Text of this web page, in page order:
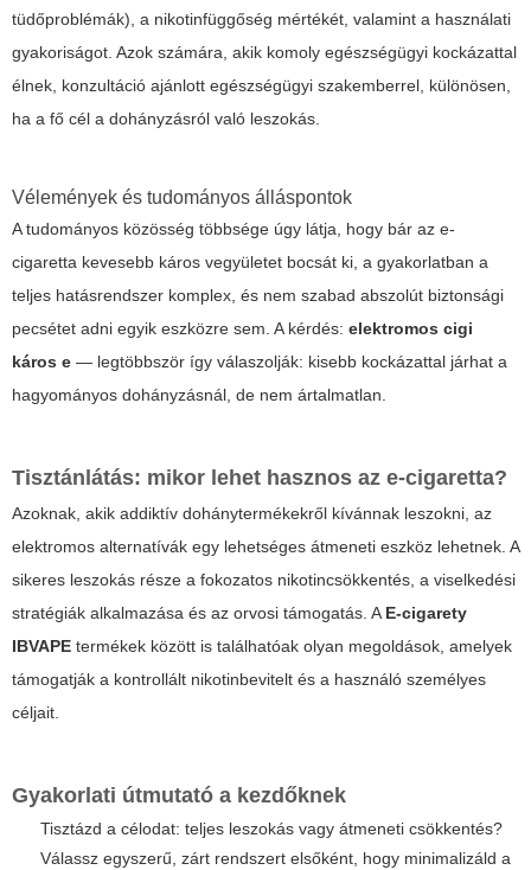
tüdőproblémák), a nikotinfüggőség mértékét, valamint a használati
gyakoriságot. Azok számára, akik komoly egészségügyi kockázattal
élnek, konzultáció ajánlott egészségügyi szakemberrel, különösen,
ha a fő cél a dohányzásról való leszokás.
Vélemények és tudományos álláspontok
A tudományos közösség többsége úgy látja, hogy bár az e-
cigaretta kevesebb káros vegyületet bocsát ki, a gyakorlatban a
teljes hatásrendszer komplex, és nem szabad abszolút biztonsági
pecsétet adni egyik eszközre sem. A kérdés: elektromos cigi
káros e — legtöbbször így válaszolják: kisebb kockázattal járhat a
hagyományos dohányzásnál, de nem ártalmatlan.
Tisztánlátás: mikor lehet hasznos az e-cigaretta?
Azoknak, akik addiktív dohánytermékekről kívánnak leszokni, az
elektromos alternatívák egy lehetséges átmeneti eszköz lehetnek. A
sikeres leszokás része a fokozatos nikotincsökkentés, a viselkedési
stratégiák alkalmazása és az orvosi támogatás. A E-cigarety
IBVAPE termékek között is találhatóak olyan megoldások, amelyek
támogatják a kontrollált nikotinbevitelt és a használó személyes
céljait.
Gyakorlati útmutató a kezdőknek
Tisztázd a célodat: teljes leszokás vagy átmeneti csökkentés?
Válassz egyszerű, zárt rendszert elsőként, hogy minimalizáld a